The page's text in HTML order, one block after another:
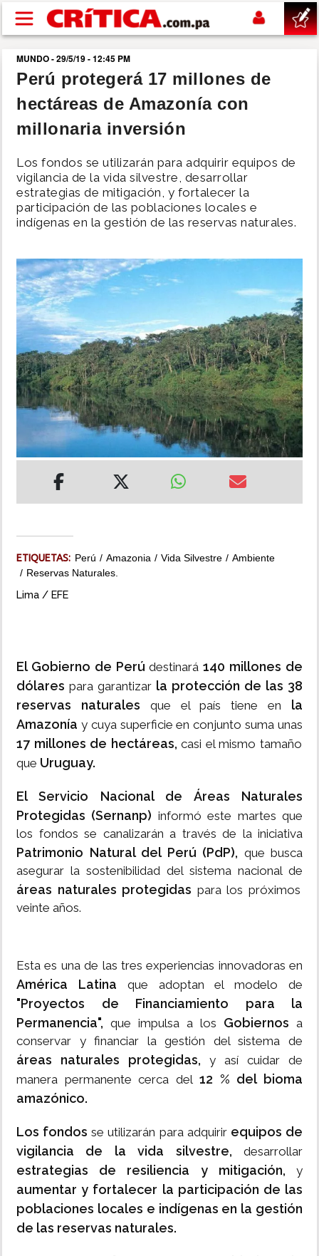
Pasar al contenido principal
buscar
SUCESOS
POLÍTICA
SHOW
DEPORTES
MUNDO
INSÓLITAS
MULTIMEDIA
IMPRESO
MUNDO - 29/5/19 - 12:45 PM
Perú protegerá 17 millones de
hectáreas de Amazonía con
millonaria inversión
Los fondos se utilizarán para adquirir equipos de
vigilancia de la vida silvestre, desarrollar
estrategias de mitigación, y fortalecer la
participación de las poblaciones locales e
indígenas en la gestión de las reservas naturales.
ETIQUETAS: Perú Amazonia Vida Silvestre
Ambiente
Reservas Naturales.
Lima / EFE
El Gobierno de Perúdestinará140 millones de
dólares para garantizar la protección de las 38
reservas naturales que el país tiene en la
Amazonía y cuya superficie en conjunto suma unas
17 millones de hectáreas, casi el mismo tamaño
que Uruguay.
El Servicio Nacional de Áreas Naturales
Protegidas (Sernanp) informó este martes que
los fondos se canalizarán a través de la iniciativa
Patrimonio Natural del Perú (PdP), que busca
asegurar la sostenibilidad del sistema nacional de
áreas naturales protegidas para los próximos
veinte años.
Esta es una de las tres experiencias innovadoras en
América Latina que adoptan el modelo de
"Proyectos de Financiamiento para la
Permanencia", que impulsa a los Gobiernos a
conservar y financiar la gestión del sistema de
áreas naturales protegidas, y así cuidar de
manera permanente cerca del 12 % del bioma
amazónico.
Los fondos se utilizarán para adquirir equipos de
vigilancia de la vida silvestre, desarrollar
estrategias de resiliencia y mitigación, y
aumentar y fortalecer la participación de las
poblaciones locales e indígenas en la gestión
de las reservas naturales.